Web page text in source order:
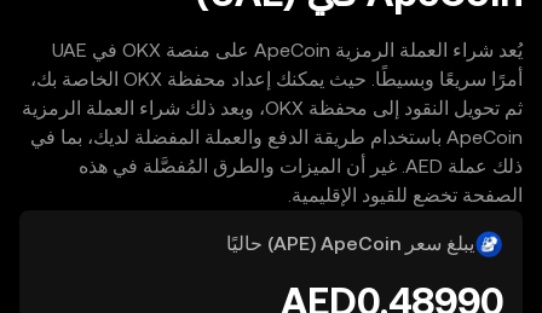
يُعد شراء العملة الرمزية ApeCoin على منصة OKX في UAE
أمرًا سريعًا وبسيطًا. حيث يمكنك إعداد محفظة OKX الخاصة بك،
ثم تحويل النقود إلى محفظة OKX، وبعد ذلك شراء العملة الرمزية
ApeCoin باستخدام طريقة الدفع والعملة المفضلة لديك، بما في
ذلك عملة AED. غير أن الميزات والطرق المُفصَّلة في هذه
الصفحة تخضع للقيود الإقليمية.
يبلغ سعر ‏ApeCoin (‏APE) حاليًا